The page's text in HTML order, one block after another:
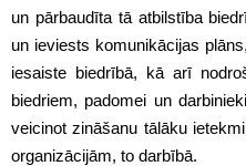
un pārbaudīta tā atbilstība
un ieviests komunikācijas
iesaiste biedrībā, kā arī
biedriem, padomei un
veicinot zināšanu tālāku
organizācijām, to darbībā.